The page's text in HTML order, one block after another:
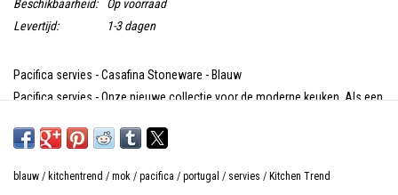
Beschikbaarheid:
Op voorraad
Levertijd:
1-3 dagen
Pacifica servies - Casafina Stoneware - Blauw
Pacifica servies - Onze nieuwe collectie voor de moderne keuken. Als een
Pacifica een matte afwerking.
Duurzaam voor dagelijks gebruik, oven-, magnetron-, vriezer- en
blauw / kitchentrend / mok / pacifica / portugal / servies / Kitchen Trend